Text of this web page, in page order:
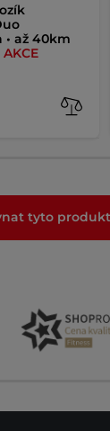
až 40km
AKCE
tyto